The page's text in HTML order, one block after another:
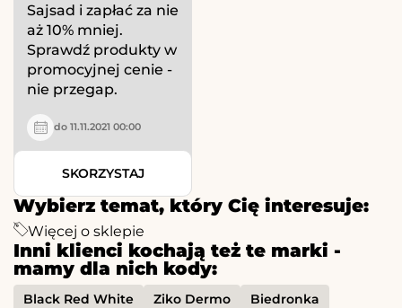
Wybierz temat, który Cię interesuje:
Więcej o sklepie
Inni klienci kochają też te marki -
mamy dla nich kody:
Black Red White Ziko Dermo
Biedronka
Sajsad i zapłać za nie
aż 10% mniej.
Sprawdź produkty w
promocyjnej cenie -
nie przegap.
do 11.11.2021 00:00
SKORZYSTAJ